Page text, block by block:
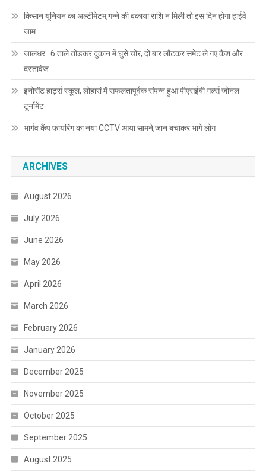
किसान यूनियन का अल्टीमेटम,गन्ने की बकाया राशि न मिली तो इस दिन होगा हाईवे
जाम
जालंधर : 6 ताले तोड़कर दुकान में घुसे चोर, दो बार लौटकर समेट ले गए कैश और
दस्तावेज
इनोसेंट हार्ट्स स्कूल, लोहारां में सफलतापूर्वक संपन्न हुआ पीएसईबी गर्ल्स ज़ोनल
टूर्नामेंट
भार्गव कैंप फायरिंग का नया CCTV आया सामने,जान बचाकर भागे लोग
ARCHIVES
August 2026
July 2026
June 2026
May 2026
April 2026
March 2026
February 2026
January 2026
December 2025
November 2025
October 2025
September 2025
August 2025